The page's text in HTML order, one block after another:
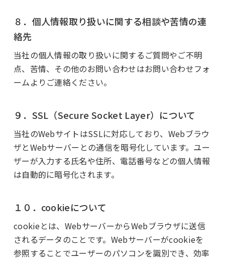
８．個人情報取り扱いに関する相談や苦情の連
絡先
当社の個人情報の取り扱いに関するご質問やご不明
点、苦情、その他のお問い合わせはお問い合わせフォ
ームよりご連絡ください。
９．SSL（Secure Socket Layer）について
当社のWebサイトはSSLに対応しており、Webブラウ
ザとWebサーバーとの通信を暗号化しています。ユー
ザーが入力する氏名や住所、電話番号などの個人情報
は自動的に暗号化されます。
１０．cookieについて
cookieとは、WebサーバーからWebブラウザに送信
されるデータのことです。Webサーバーがcookieを
参照することでユーザーのパソコンを識別でき、効率